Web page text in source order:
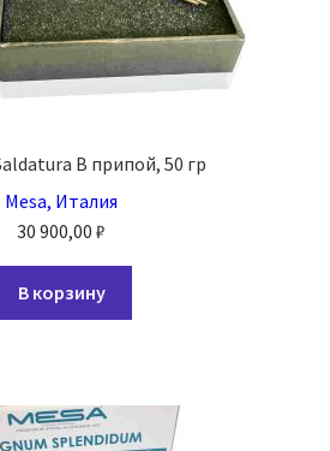
B припой, 50 гр
Mesa, Италия
30 900,00 ₽
В корзину